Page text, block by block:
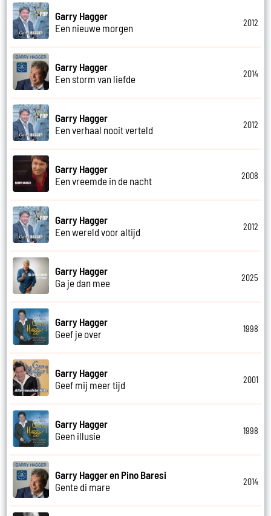
Garry Hagger
Een nieuwe morgen
2012
Garry Hagger
Een storm van liefde
2014
Garry Hagger
Een verhaal nooit verteld
2012
Garry Hagger
Een vreemde in de nacht
2008
Garry Hagger
Een wereld voor altijd
2012
Garry Hagger
Ga je dan mee
2025
Garry Hagger
Geef je over
1998
Garry Hagger
Geef mij meer tijd
2001
Garry Hagger
Geen illusie
1998
Garry Hagger en Pino Baresi
Gente di mare
2014